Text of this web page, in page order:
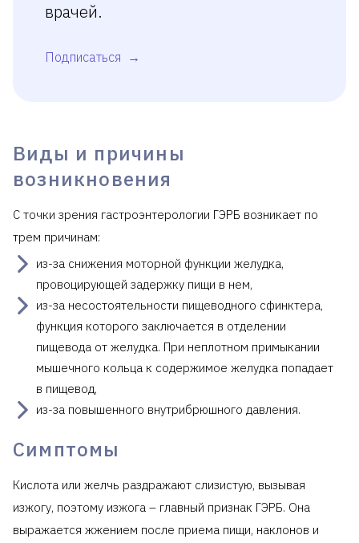
врачей.
Подписаться
Виды и причины
возникновения
С точки зрения гастроэнтерологии ГЭРБ возникает по
трем причинам:
из-за снижения моторной функции желудка,
провоцирующей задержку пищи в нем,
из-за несостоятельности пищеводного сфинктера,
функция которого заключается в отделении
пищевода от желудка. При неплотном примыкании
мышечного кольца к содержимое желудка попадает
в пищевод,
из-за повышенного внутрибрюшного давления.
Симптомы
Кислота или желчь раздражают слизистую, вызывая
изжогу, поэтому изжога – главный признак ГЭРБ. Она
выражается жжением после приема пищи, наклонов и